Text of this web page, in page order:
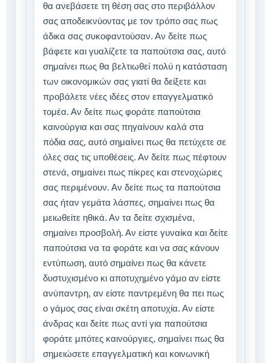
θα ανεβάσετε τη θέση σας στο περιβάλλον
σας αποδεικνύοντας με τον τρόπο σας πως
άδικα σας συκοφαντούσαν. Αν δείτε πως
βάφετε και γυαλίζετε τα παπούτσια σας, αυτό
σημαίνει πως θα βελτιωθεί πολύ η κατάσταση
των οικονομικών σας γιατί θα δείξετε και
προβάλετε νέες ιδέες στον επαγγελματικό
τομέα. Αν δείτε πως φοράτε παπούτσια
καινούργια και σας πηγαίνουν καλά στα
πόδια σας, αυτό σημαίνει πως θα πετύχετε σε
όλες σας τις υποθέσεις. Αν δείτε πως πέφτουν
στενά, σημαίνει πως πίκρες και στενοχώριες
σας περιμένουν. Αν δείτε πως τα παπούτσια
σας ήταν γεμάτα λάσπες, σημαίνει πως θα
μειωθείτε ηθικά. Αν τα δείτε σχισμένα,
σημαίνει προσβολή. Αν είστε γυναίκα και δείτε
παπούτσια να τα φοράτε και να σας κάνουν
εντύπωση, αυτό σημαίνει πως θα κάνετε
δυστυχισμένο κι αποτυχημένο γάμο αν είστε
ανύπαντρη, αν είστε παντρεμένη θα πει πως
ο γάμος σας είναι σκέτη αποτυχία. Αν είστε
άνδρας και δείτε πως αντί για παπούτσια
φοράτε μπότες καινούργιες, σημαίνει πως θα
σημειώσετε επαγγελματική και κοινωνική